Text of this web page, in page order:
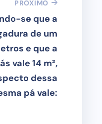
PROXIMO
se que a
de um
e que a
vale 14 m²,
dessa
pá vale: